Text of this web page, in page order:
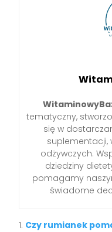
tematyczny,
się w
suplementacji,
odżywczych.
dziedziny
pomagamy
świadome
Czy rumianek